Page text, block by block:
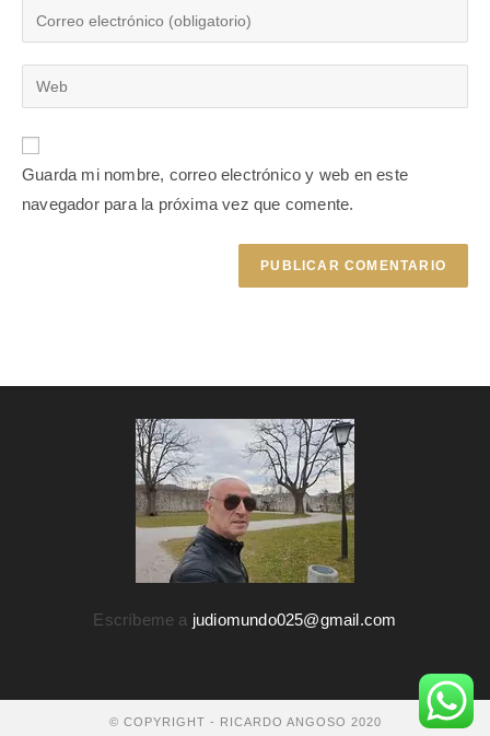
Guarda mi nombre, correo electrónico y web en este
navegador para la próxima vez que comente.
Escríbeme a judiomundo025@gmail.com
© COPYRIGHT - RICARDO ANGOSO 2020